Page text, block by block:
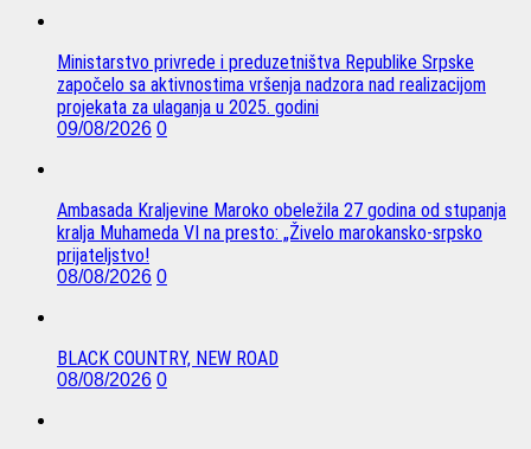
Ministarstvo privrede i preduzetništva Republike Srpske
započelo sa aktivnostima vršenja nadzora nad realizacijom
projekata za ulaganja u 2025. godini
09/08/2026 0
Ambasada Kraljevine Maroko obeležila 27 godina od stupanja
kralja Muhameda VI na presto: „Živelo marokansko-srpsko
prijateljstvo!
08/08/2026 0
BLACK COUNTRY, NEW ROAD
08/08/2026 0